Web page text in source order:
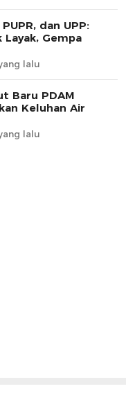
dan UPP:
Gempa
lalu
Baru PDAM
Keluhan Air
lalu